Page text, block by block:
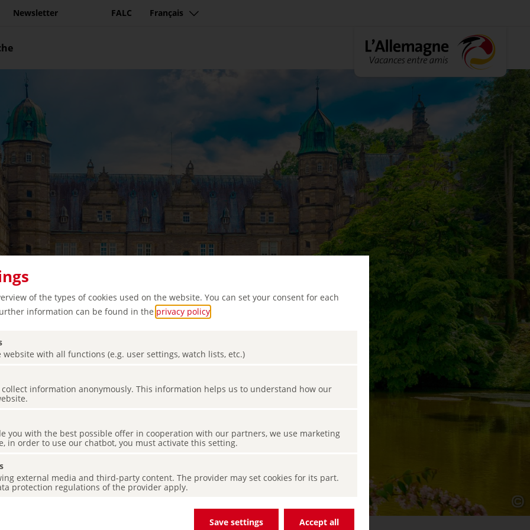
of the types of cookies used on the website. You can set your consent for each
information can be found in the privacy policy
website with all functions (e.g. user settings, watch lists, etc.)
collect information anonymously. This information helps us to understand how our
you with the best possible offer in cooperation with our partners, we use marketing
in order to use our chatbot, you must activate this setting.
external media and third-party content. The provider may set cookies for its part.
protection regulations of the provider apply.
Save settings Accept all
Newsletter FALC Français